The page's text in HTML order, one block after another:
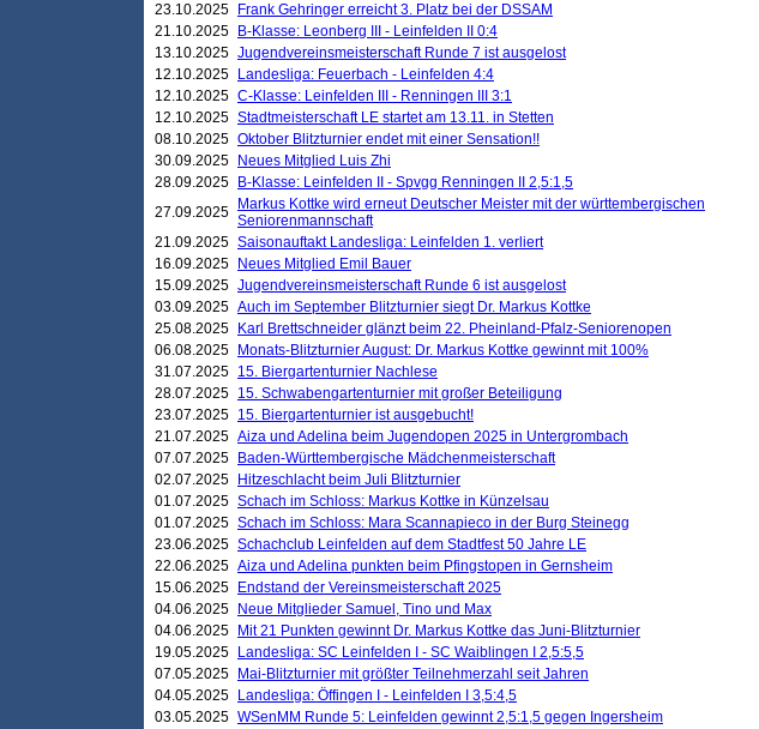
23.10.2025
Frank Gehringer erreicht 3. Platz bei der DSSAM
21.10.2025
B-Klasse: Leonberg III - Leinfelden II 0:4
13.10.2025 Jugendvereinsmeisterschaft Runde 7 ist ausgelost
12.10.2025
Landesliga: Feuerbach - Leinfelden 4:4
12.10.2025 C-Klasse: Leinfelden III - Renningen III 3:1
12.10.2025 Stadtmeisterschaft LE startet am 13.11. in Stetten
08.10.2025 Oktober Blitzturnier endet mit einer Sensation!!
30.09.2025
Neues Mitglied Luis Zhi
28.09.2025
B-Klasse: Leinfelden II - Spvgg Renningen II 2,5:1,5
27.09.2025
Markus Kottke wird erneut Deutscher Meister mit der württembergischen
Seniorenmannschaft
21.09.2025 Saisonauftakt Landesliga: Leinfelden 1. verliert
16.09.2025
Neues Mitglied Emil Bauer
15.09.2025 Jugendvereinsmeisterschaft Runde 6 ist ausgelost
03.09.2025 Auch im September Blitzturnier siegt Dr. Markus Kottke
25.08.2025
Karl Brettschneider glänzt beim 22. Pheinland-Pfalz-Seniorenopen
06.08.2025
Monats-Blitzturnier August: Dr. Markus Kottke gewinnt mit 100%
31.07.2025 15. Biergartenturnier Nachlese
28.07.2025 15. Schwabengartenturnier mit großer Beteiligung
23.07.2025 15. Biergartenturnier ist ausgebucht!
21.07.2025 Aiza und Adelina beim Jugendopen 2025 in Untergrombach
07.07.2025
Baden-Württembergische Mädchenmeisterschaft
02.07.2025
Hitzeschlacht beim Juli Blitzturnier
01.07.2025 Schach im Schloss: Markus Kottke in Künzelsau
01.07.2025 Schach im Schloss: Mara Scannapieco in der Burg Steinegg
23.06.2025 Schachclub Leinfelden auf dem Stadtfest 50 Jahre LE
22.06.2025 Aiza und Adelina punkten beim Pfingstopen in Gernsheim
15.06.2025
Endstand der Vereinsmeisterschaft 2025
04.06.2025
Neue Mitglieder Samuel, Tino und Max
04.06.2025
Mit 21 Punkten gewinnt Dr. Markus Kottke das Juni-Blitzturnier
19.05.2025
Landesliga: SC Leinfelden I - SC Waiblingen I 2,5:5,5
07.05.2025
Mai-Blitzturnier mit größter Teilnehmerzahl seit Jahren
04.05.2025
Landesliga: Öffingen I - Leinfelden I 3,5:4,5
03.05.2025 WSenMM Runde 5: Leinfelden gewinnt 2,5:1,5 gegen Ingersheim